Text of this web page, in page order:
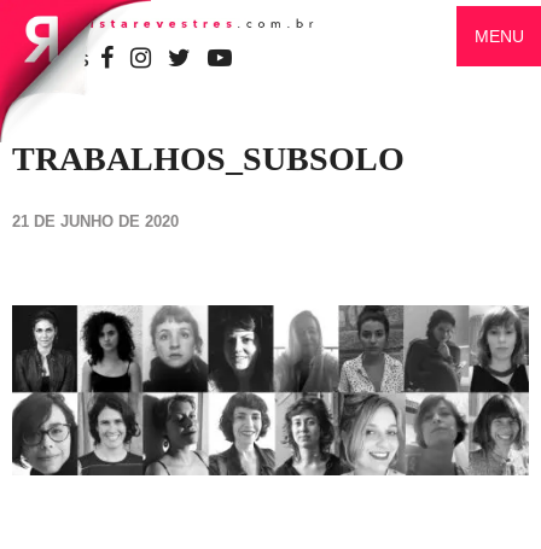
SIGA-NOS
MENU
TRABALHOS_SUBSOLO
21 DE JUNHO DE 2020